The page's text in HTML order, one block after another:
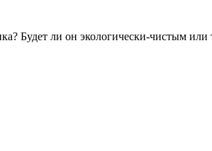
Будет ли он экологически-чистым или